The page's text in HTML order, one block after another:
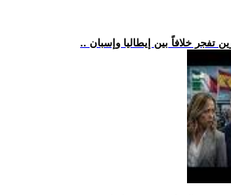
تفجر خلافاً بين إيطاليا وإسبان